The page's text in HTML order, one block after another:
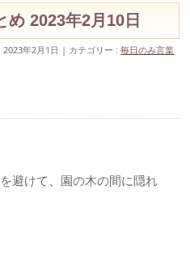
め 2023年2月10日
年2月1日 カテゴリー :毎日のみ言葉
避けて、園の木の間に隠れ